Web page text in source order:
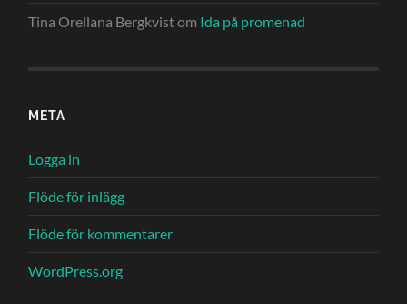
Tina Orellana Bergkvistom Ida på promenad
META
Logga in
Flöde för inlägg
Flöde för kommentarer
WordPress.org